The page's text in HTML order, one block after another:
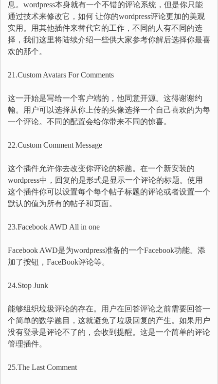
息。wordpress本身就有一个不错的评论系统，但是你只能
通过技术来修改它，如何 让你的wordpress评论更加的美观
实用。用其他插件来替代它的工作，不同的人有不同的选
择，我们这里将陆续介绍一些供大家参考你解后选择你最喜
欢的那个。
21.Custom Avatars For Comments
这一开始是写给一个客户端的，他同意开源。这得谢谢约
翰。用户可以选择从你上传的头像选择一个自己喜欢的为每
一个评论。不同的配置会给你带来不同的惊喜。
22.Custom Comment Message
这个插件允许你去改变你评论的标题。在一个新安装的
wordpress中，回复的是形式是显示一个评论的标题。使用
这个插件你可以设置每个每个帖子标题的评论或者设置一个
默认的值为所有的帖子和页面。
23.Facebook AWD All in one
Facebook AWD是为wordpress准备的一个Facebook功能。添
加了按钮，FaceBook评论等。
24.Stop Junk
能够组织垃圾评论的存在。用户在回答评论之前需要回答一
个简单的数学题目，这就避免了垃圾回复的产生。如果用户
没有登录是评论不了的，会收到提醒。这是一个简单的评论
管理插件。
25.The Last Comment